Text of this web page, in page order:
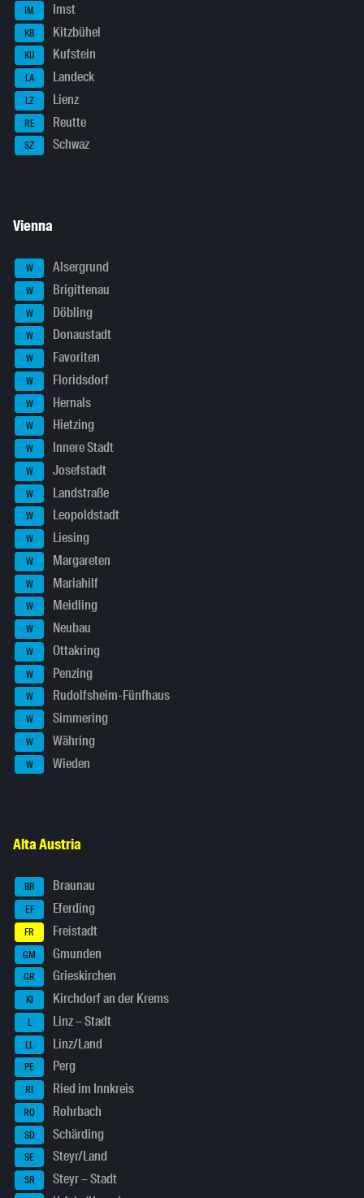
IM Imst
KB Kitzbühel
KU Kufstein
LA Landeck
LZ Lienz
RE Reutte
SZ Schwaz
Vienna
W Alsergrund
W Brigittenau
W Döbling
W Donaustadt
W Favoriten
W Floridsdorf
W Hernals
W Hietzing
W Innere Stadt
W Josefstadt
W Landstraße
W Leopoldstadt
W Liesing
W Margareten
W Mariahilf
W Meidling
W Neubau
W Ottakring
W Penzing
W Rudolfsheim-Fünfhaus
W Simmering
W Währing
W Wieden
Alta Austria
BR Braunau
EF Eferding
FR Freistadt
GM Gmunden
GR Grieskirchen
KI Kirchdorf an der Krems
L Linz – Stadt
LL Linz/Land
PE Perg
RI Ried im Innkreis
RO Rohrbach
SD Schärding
SE Steyr/Land
SR Steyr – Stadt